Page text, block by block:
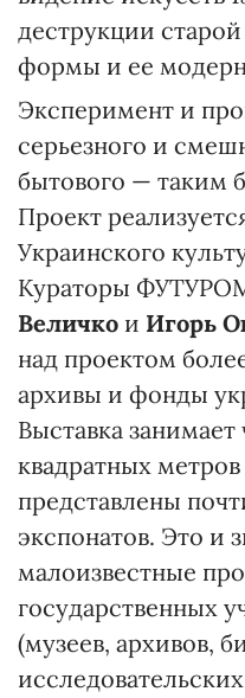
деструкции
формы и ее
Эксперимент и
серьезного и
бытового — таким
Проект
Украинского
Кураторы
Величко и Игорь
над проектом
архивы и фонды
Выставка
квадратных
представлены
экспонатов. Это и
малоизвестные
государственных
(музеев, архивов,